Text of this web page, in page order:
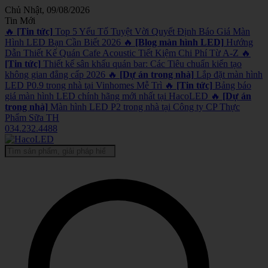
Chủ Nhật, 09/08/2026
Tin Mới
🔥 [Tin tức] Top 5 Yếu Tố Tuyệt Vời Quyết Định Báo Giá Màn
Hình LED Bạn Cần Biết 2026 🔥 [Blog màn hình LED] Hướng
Dẫn Thiết Kế Quán Cafe Acoustic Tiết Kiệm Chi Phí Từ A-Z 🔥
[Tin tức] Thiết kế sân khấu quán bar: Các Tiêu chuẩn kiến tạo
không gian đẳng cấp 2026 🔥 [Dự án trong nhà] Lắp đặt màn hình
LED P0.9 trong nhà tại Vinhomes Mễ Trì 🔥 [Tin tức] Bảng báo
giá màn hình LED chính hãng mới nhất tại HacoLED 🔥 [Dự án
trong nhà] Màn hình LED P2 trong nhà tại Công ty CP Thực
Phẩm Sữa TH
034.232.4488